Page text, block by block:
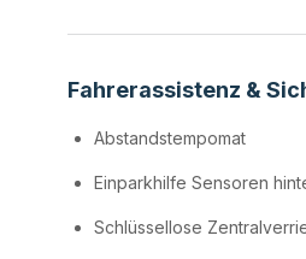
Fahrerassistenz &
Abstandstempomat
Einparkhilfe Sensoren
Schlüssellose